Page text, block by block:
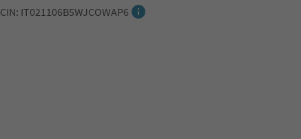
CIN: IT021106B5WJCOWAP6